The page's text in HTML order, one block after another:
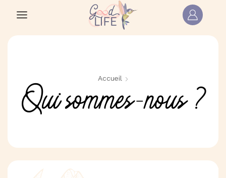
Accueil
Qui sommes-nous ?